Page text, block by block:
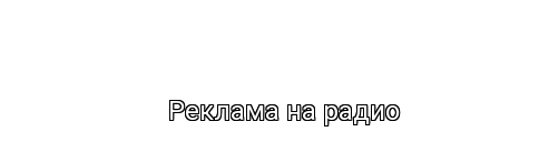
Реклама на радио